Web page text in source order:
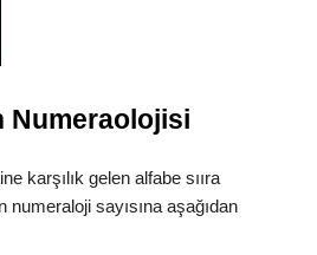
Numeraolojisi
karşılık gelen alfabe sııra
numeraloji sayısına aşağıdan